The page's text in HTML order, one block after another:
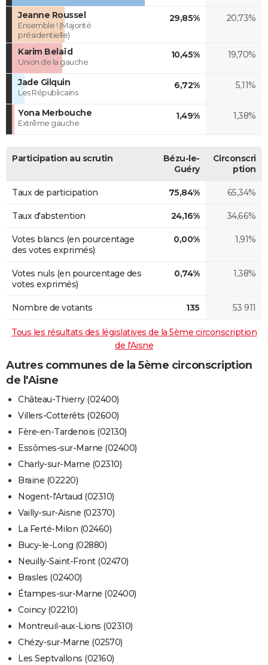
Jeanne Roussel
Ensemble ! (Majorité
présidentielle)
29,85% 20,73%
Karim Belaïd
Union de la gauche
10,45% 19,70%
Jade Gilquin
Les Républicains
6,72% 5,11%
Yona Merbouche
Extrême gauche
1,49% 1,38%
Participation au scrutin
Bézu-le-
Guéry
Circonscri
ption
Taux de participation 75,84% 65,34%
Taux d'abstention 24,16% 34,66%
Votes blancs (en pourcentage
des votes exprimés)
0,00% 1,91%
Votes nuls (en pourcentage des
votes exprimés)
0,74% 1,38%
Nombre de votants 135 53 911
Tous les résultats des législatives de la 5ème circonscription
de l'Aisne
Autres communes de la 5ème circonscription
de l'Aisne
Château-Thierry (02400)
Villers-Cotterêts (02600)
Fère-en-Tardenois (02130)
Essômes-sur-Marne (02400)
Charly-sur-Marne (02310)
Braine (02220)
Nogent-l'Artaud (02310)
Vailly-sur-Aisne (02370)
La Ferté-Milon (02460)
Bucy-le-Long (02880)
Neuilly-Saint-Front (02470)
Brasles (02400)
Étampes-sur-Marne (02400)
Coincy (02210)
Montreuil-aux-Lions (02310)
Chézy-sur-Marne (02570)
Les Septvallons (02160)